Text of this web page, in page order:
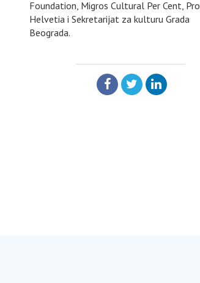
Foundation, Migros Cultural Per Cent, Pro
Helvetia i Sekretarijat za kulturu Grada
Beograda.
PODELI: